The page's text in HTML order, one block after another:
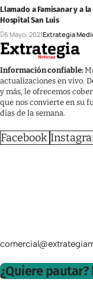
Llamado a Famisanar y a
Hospital San Luis
6 Mayo, 2021Extrategia
Información confiable:
actualizaciones en vivo.
y más, le ofrecemos
que nos convierte en su
días de la semana.
Facebook
¿Quiere